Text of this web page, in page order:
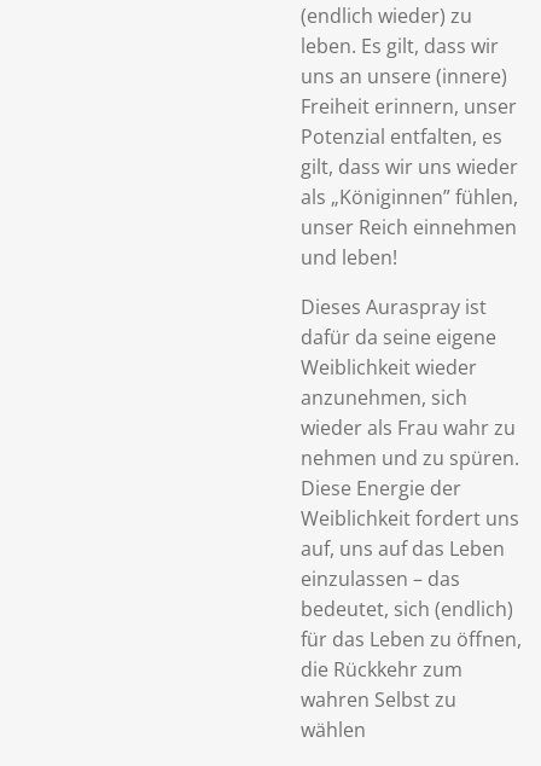
(endlich wieder) zu
leben. Es gilt, dass wir
uns an unsere (innere)
Freiheit erinnern, unser
Potenzial entfalten, es
gilt, dass wir uns wieder
als „Königinnen” fühlen,
unser Reich einnehmen
und leben!
Dieses Auraspray ist
dafür da seine eigene
Weiblichkeit wieder
anzunehmen, sich
wieder als Frau wahr zu
nehmen und zu spüren.
Diese Energie der
Weiblichkeit fordert uns
auf, uns auf das Leben
einzulassen – das
bedeutet, sich (endlich)
für das Leben zu öffnen,
die Rückkehr zum
wahren Selbst zu
wählen